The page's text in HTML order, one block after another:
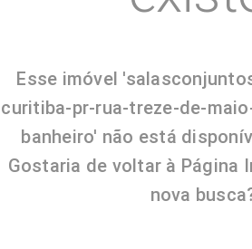
Esse imóvel
curitiba-pr-rua-treze-de-
banheiro' não está
Gostaria de voltar à Página
nova